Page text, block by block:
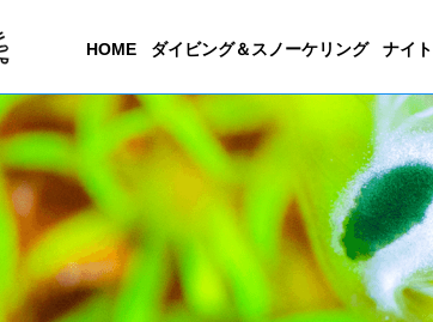
HOME ダイビング＆スノーケリング ナイ